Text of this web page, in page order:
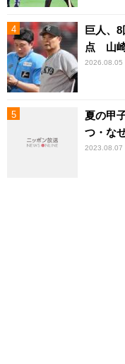
巨人、
点 山崎
2026.08.05
夏の甲
つ・な
2023.08.07